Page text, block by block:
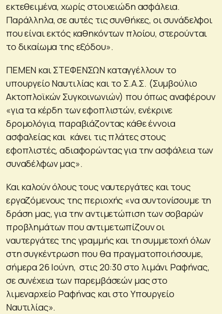
εκτεθειμένα, χωρίς στοιχειώδη ασφάλεια.
Παράλληλα, σε αυτές τις συνθήκες, οι συνάδελφοι
που είναι εκτός καθηκόντων πλοίου, στερούνται
το δικαίωμα της εξόδου».
ΠΕΜΕΝ και ΣΤΕΦΕΝΣΩΝ καταγγέλλουν το
υπουργείο Ναυτιλίας και το Σ.Α.Σ. (Συμβούλιο
Ακτοπλοϊκών Συγκοινωνιών) που όπως αναφέρουν
«για τα κέρδη των εφοπλιστών, ενέκρινε
δρομολόγια, παραβιάζοντας κάθε έννοια
ασφαλείας και κάνει τις πλάτες στους
εφοπλιστές, αδιαφορώντας για την ασφάλεια των
συναδέλφων μας».
Και καλούν όλους τους ναυτεργάτες και τους
εργαζόμενους της περιοχής «να συντονίσουμε τη
δράση μας, για την αντιμετώπιση των σοβαρών
προβλημάτων που αντιμετωπίζουν οι
ναυτεργάτες της γραμμής και τη συμμετοχή όλων
στη συγκέντρωση που θα πραγματοποιήσουμε,
σήμερα 26 Ιούνη, στις 20:30 στο λιμάνι Ραφήνας,
σε συνέχεια των παρεμβάσεών μας στο
λιμεναρχείο Ραφήνας και στο Υπουργείο
Ναυτιλίας».